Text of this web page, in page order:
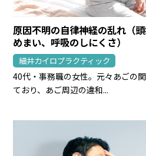
原因不明の自律神経の乱れ（
めまい、呼吸のしにくさ）
細井カイロプラクティック
40代・事務職の女性。元々あごの
ており、あご周辺の違和...